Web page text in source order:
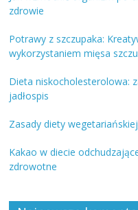
zdrowie
Potrawy z szczupaka:
wykorzystaniem mięsa
Dieta niskocholesterolowa:
jadłospis
Zasady diety
Kakao w diecie
zdrowotne